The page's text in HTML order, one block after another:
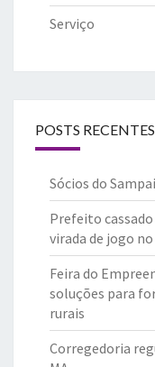
Serviço
POSTS RECENTES
Sócios do
Prefeito
virada de jogo
Feira do
soluções para
rurais
Corregedoria